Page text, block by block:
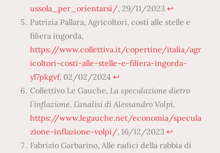
ussola_per_orientarsi/, 29/11/2023 ↩︎
Patrizia Pallara, Agricoltori, costi alle stelle e
filiera ingorda,
https://www.collettiva.it/copertine/italia/agr
icoltori-costi-alle-stelle-e-filiera-ingorda-
yl7pkgvf, 02/02/2024 ↩︎
Collettivo Le Gauche, La speculazione dietro
l’inflazione. L’analisi di Alessandro Volpi,
https://www.legauche.net/economia/specula
zione-inflazione-volpi/, 16/12/2023 ↩︎
Fabrizio Garbarino, Alle radici della rabbia di